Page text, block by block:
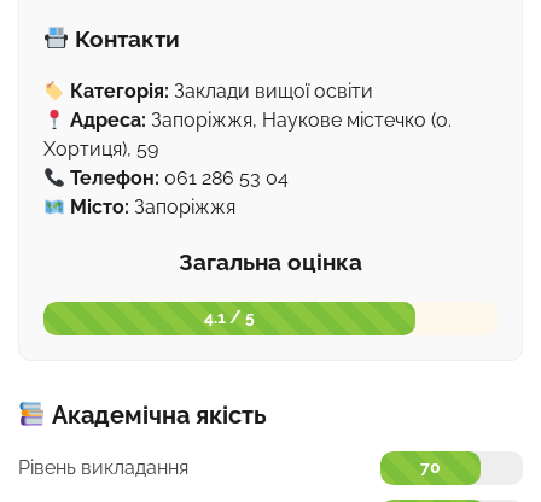
Контакти
Категорія: Заклади вищої освіти
Адреса: Запоріжжя, Наукове містечко (о.
Хортиця), 59
Телефон: 061 286 53 04
Місто: Запоріжжя
Загальна оцінка
4.1 / 5
Академічна якість
Рівень викладання 70